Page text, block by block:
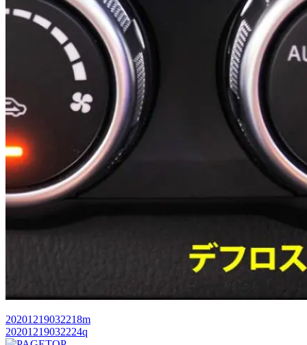
20201219032218m
20201219032224q